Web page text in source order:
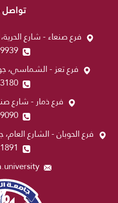
تواصل
فرع صنعاء - شارع
فرع تعز - الشماسي،
فرع ذمار - شارع
فرع الحوبان - الشارع